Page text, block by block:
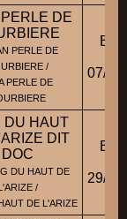
PERLE DE
PERLE DE
/
PERLE DE
07/
DU HAUT
DIT
DOC
DU HAUT DE
L'ARIZE /
DE L'ARIZE
29/